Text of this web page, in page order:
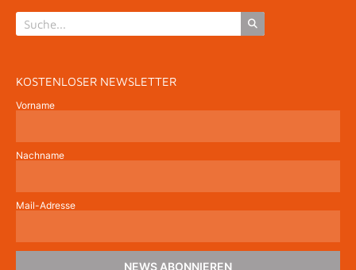
KOSTENLOSER NEWSLETTER
Vorname
Nachname
Mail-Adresse
NEWS ABONNIEREN